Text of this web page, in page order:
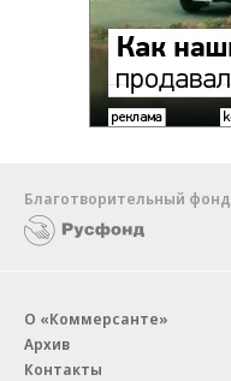
Благотворительный фонд
О «Коммерсанте»
Архив
Контакты